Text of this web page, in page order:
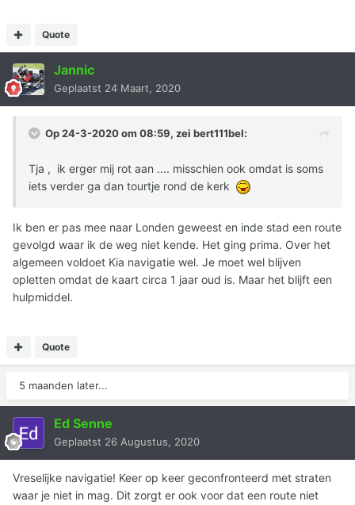
Quote
Jannic
Geplaatst 24 Maart, 2020
Op 24-3-2020 om 08:59, zei bert111bel:
Tja , ik erger mij rot aan .... misschien ook omdat is soms
iets verder ga dan tourtje rond de kerk
Ik ben er pas mee naar Londen geweest en inde stad een route
gevolgd waar ik de weg niet kende. Het ging prima. Over het
algemeen voldoet Kia navigatie wel. Je moet wel blijven
opletten omdat de kaart circa 1 jaar oud is. Maar het blijft een
hulpmiddel.
Quote
5 maanden later...
Ed Senne
Geplaatst 26 Augustus, 2020
Vreselijke navigatie! Keer op keer geconfronteerd met straten
waar je niet in mag. Dit zorgt er ook voor dat een route niet